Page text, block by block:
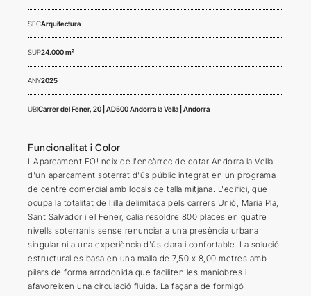
SECArquitectura
SUP24.000 m²
ANY2025
UBICarrer del Fener, 20 | AD500 Andorra la Vella | Andorra
Funcionalitat i Color
L'Aparcament EO! neix de l'encàrrec de dotar Andorra la Vella
d'un aparcament soterrat d'ús públic integrat en un programa
de centre comercial amb locals de talla mitjana. L'edifici, que
ocupa la totalitat de l'illa delimitada pels carrers Unió, Maria Pla,
Sant Salvador i el Fener, calia resoldre 800 places en quatre
nivells soterranis sense renunciar a una presència urbana
singular ni a una experiència d'ús clara i confortable. La solució
estructural es basa en una malla de 7,50 x 8,00 metres amb
pilars de forma arrodonida que faciliten les maniobres i
afavoreixen una circulació fluida. La façana de formigó